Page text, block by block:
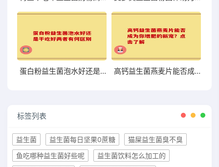
蛋白粉益生菌泡水好还是干吃好两者有何区别 高钙益生菌燕麦片能否成为你增肥的新宠？点击了解
标签列表
益生菌 益生菌每日坚果0蔗糖
猫屎益生菌臭不臭
鱼吃哪种益生菌好些呢
益生菌饮料怎么加工的